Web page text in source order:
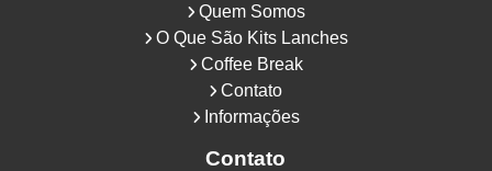
Quem Somos
O Que São Kits Lanches
Coffee Break
Contato
Informações
Contato